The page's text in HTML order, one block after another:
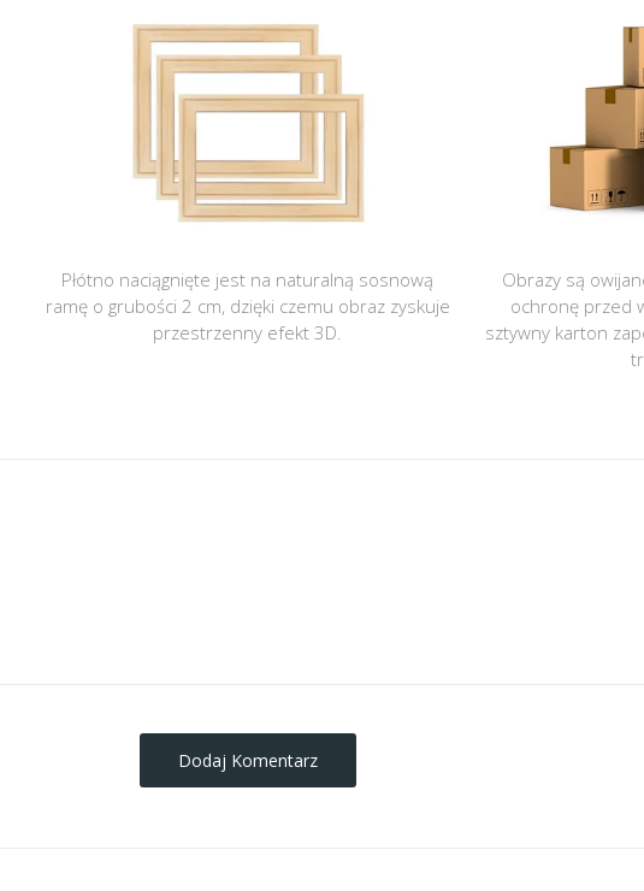
Płótno naciągnięte jest na naturalną sosnową
ramę o grubości 2 cm, dzięki czemu obraz zyskuje
przestrzenny efekt 3D.
Obrazy są
ochronę przed
sztywny karton
Dodaj Komentarz